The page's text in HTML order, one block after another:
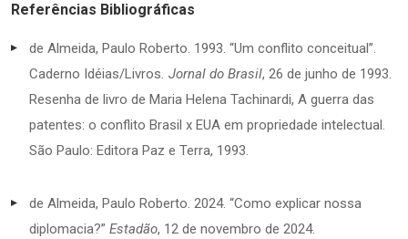
Referências Bibliográficas
de Almeida, Paulo Roberto. 1993. “Um conflito conceitual”.
Caderno Idéias/Livros. Jornal do Brasil, 26 de junho de 1993.
Resenha de livro de Maria Helena Tachinardi, A guerra das
patentes: o conflito Brasil x EUA em propriedade intelectual.
São Paulo: Editora Paz e Terra, 1993.
de Almeida, Paulo Roberto. 2024. “Como explicar nossa
diplomacia?” Estadão, 12 de novembro de 2024.